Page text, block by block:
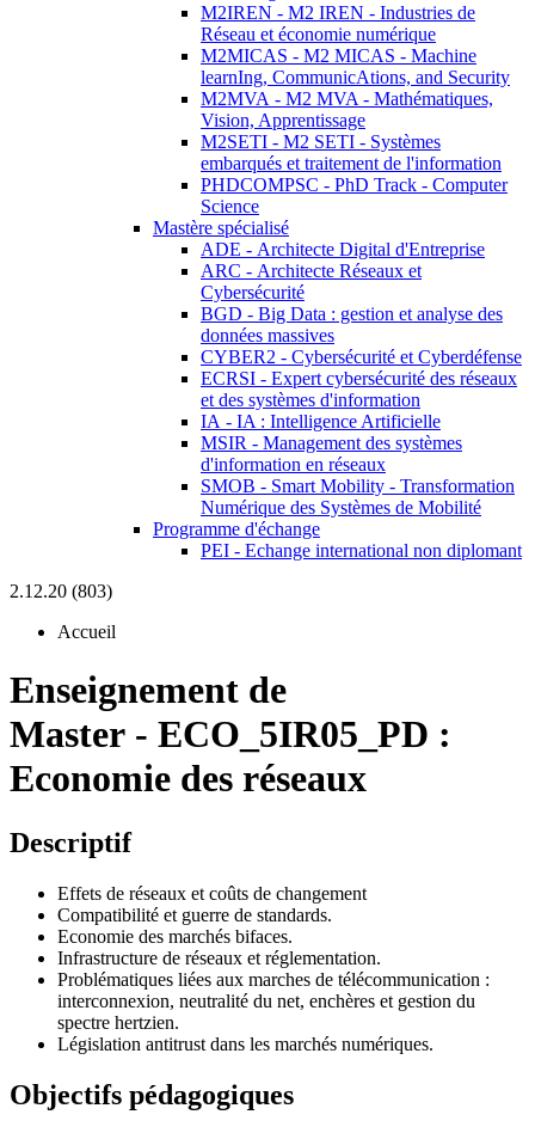
M2IREN - M2 IREN - Industries de
Réseau et économie numérique
M2MICAS - M2 MICAS - Machine
learnIng, CommunicAtions, and Security
M2MVA - M2 MVA - Mathématiques,
Vision, Apprentissage
M2SETI - M2 SETI - Systèmes
embarqués et traitement de l'information
PHDCOMPSC - PhD Track - Computer
Science
Mastère spécialisé
ADE - Architecte Digital d'Entreprise
ARC - Architecte Réseaux et
Cybersécurité
BGD - Big Data : gestion et analyse des
données massives
CYBER2 - Cybersécurité et Cyberdéfense
ECRSI - Expert cybersécurité des réseaux
et des systèmes d'information
IA - IA : Intelligence Artificielle
MSIR - Management des systèmes
d'information en réseaux
SMOB - Smart Mobility - Transformation
Numérique des Systèmes de Mobilité
Programme d'échange
PEI - Echange international non diplomant
2.12.20 (803)
Accueil
Enseignement de
Master - ECO_5IR05_PD :
Economie des réseaux
Descriptif
Effets de réseaux et coûts de changement
Compatibilité et guerre de standards.
Economie des marchés bifaces.
Infrastructure de réseaux et réglementation.
Problématiques liées aux marches de télécommunication :
interconnexion, neutralité du net, enchères et gestion du
spectre hertzien.
Législation antitrust dans les marchés numériques.
Objectifs pédagogiques